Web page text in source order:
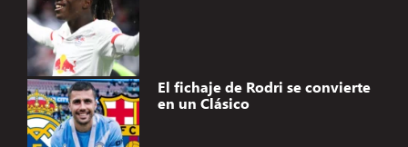
El fichaje de Rodri se convierte
en un Clásico